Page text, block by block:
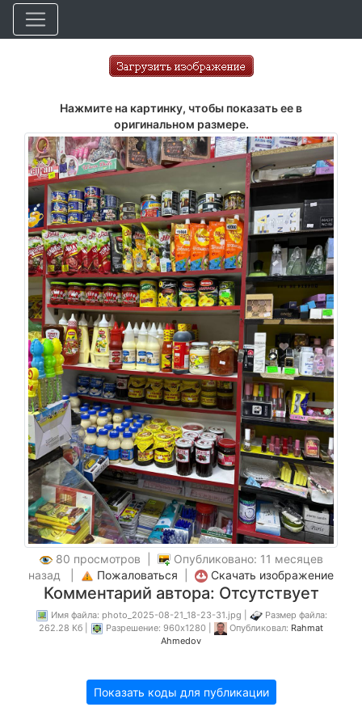
Нажмите на картинку, чтобы показать ее в
оригинальном размере.
80 просмотров |
Опубликовано: 11 месяцев
назад |
Пожаловаться Скачать изображение
Комментарий автора: Отсутствует
Имя файла: photo_2025-08-21_18-23-31.jpg |
Размер файла:
262.28 Кб |
Разрешение: 960x1280 | Опубликовал: Rahmat
Ahmedov
Показать коды для публикации